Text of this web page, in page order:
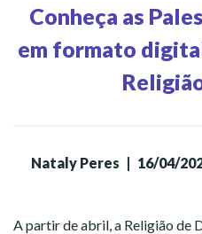
Conheça as
em formato
Nataly Peres | 16/04/
A partir de abril, a Religião de